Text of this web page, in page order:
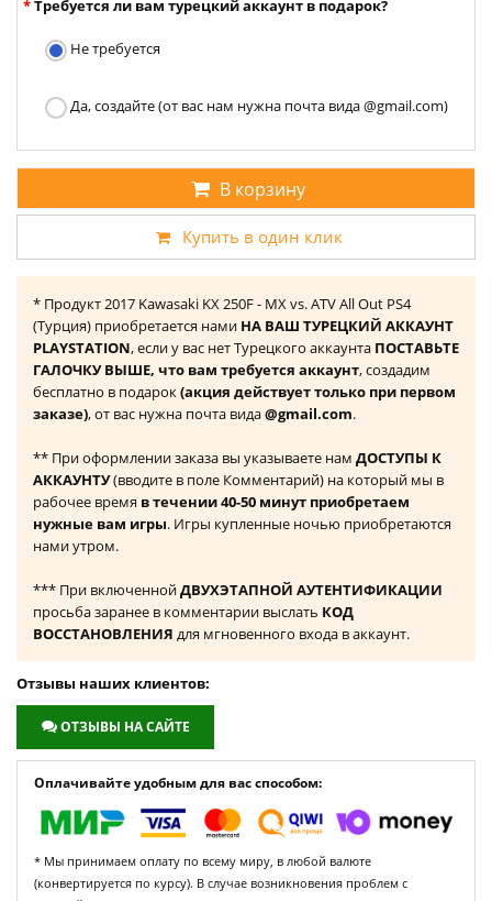
Требуется ли вам турецкий аккаунт в подарок?
Не требуется
Да, создайте (от вас нам нужна почта вида @gmail.com)
В корзину
Купить в один клик
* Продукт 2017 Kawasaki KX 250F - MX vs. ATV All Out PS4
(Турция) приобретается нами НА ВАШ ТУРЕЦКИЙ АККАУНТ
PLAYSTATION, если у вас нет Турецкого аккаунта ПОСТАВЬТЕ
ГАЛОЧКУ ВЫШЕ, что вам требуется аккаунт, создадим
бесплатно в подарок(акция действует только при первом
заказе), от вас нужна почта вида@gmail.com.
** При оформлении заказа вы указываете нам ДОСТУПЫ К
АККАУНТУ(вводите в поле Комментарий) на который мы в
рабочее время в течении 40-50 минут приобретаем
нужные вам игры. Игры купленные ночью приобретаются
нами утром.
*** При включеннойДВУХЭТАПНОЙ АУТЕНТИФИКАЦИИ
просьба заранее в комментарии выслать КОД
ВОССТАНОВЛЕНИЯ для мгновенного входа в аккаунт.
Отзывы наших клиентов:
ОТЗЫВЫ НА САЙТЕ
Оплачивайте удобным для вас способом:
* Мы принимаем оплату по всему миру, в любой валюте
(конвертируется по курсу). В случае возникновения проблем с